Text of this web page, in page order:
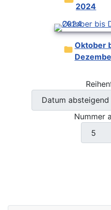
2024
Oktober bis
Nummer